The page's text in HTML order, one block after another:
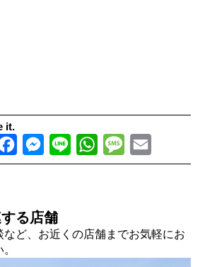
it.
FacebookMessenger
Line WhatsAppMessage
る店舗
ど、お近くの店舗までお気軽にお